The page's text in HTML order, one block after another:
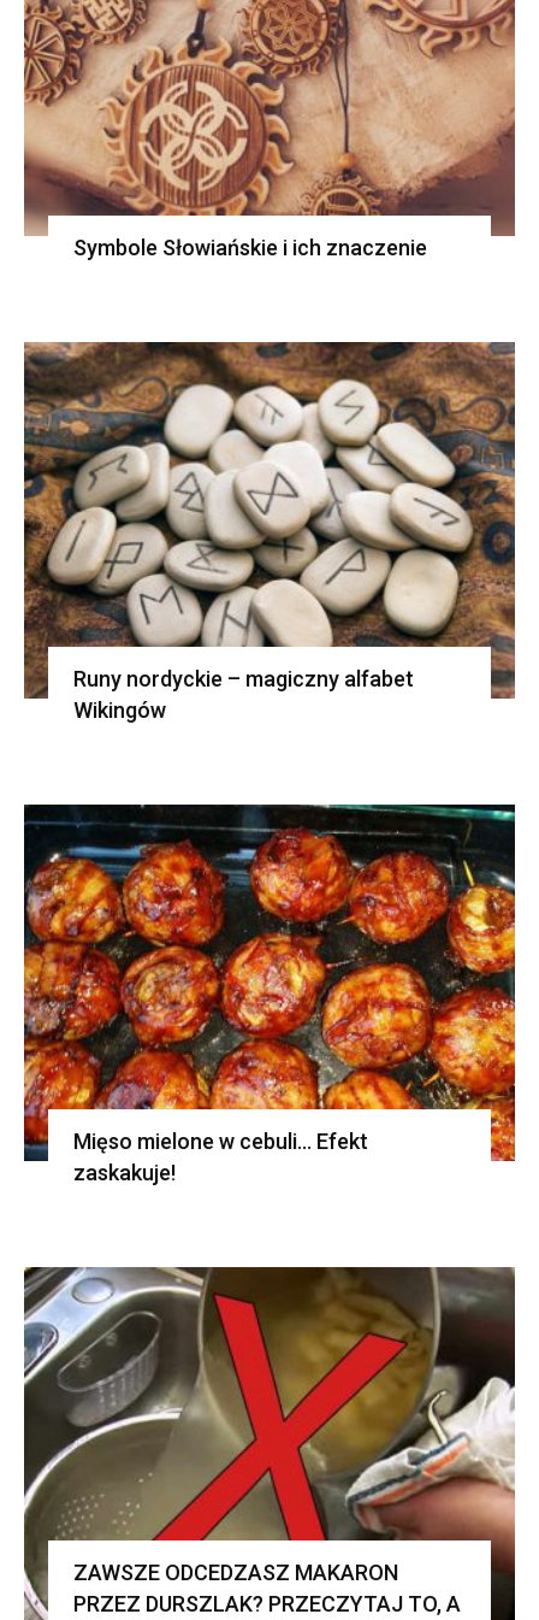
Symbole Słowiańskie i ich znaczenie
Runy nordyckie – magiczny alfabet
Wikingów
Mięso mielone w cebuli… Efekt
zaskakuje!
ZAWSZE ODCEDZASZ MAKARON
PRZEZ DURSZLAK? PRZECZYTAJ TO, A